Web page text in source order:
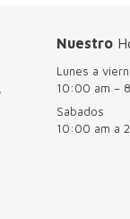
Nuestro
Lunes a
10:00 am –
Sabados
10:00 am a